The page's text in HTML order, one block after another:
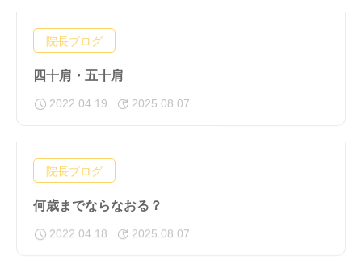
院長ブログ
四十肩・五十肩
2022.04.19 2025.08.07
院長ブログ
何歳までならなおる？
2022.04.18 2025.08.07